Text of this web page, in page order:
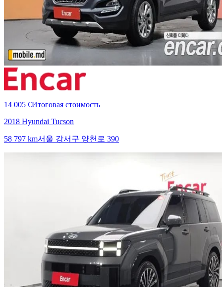
14 005 €Итоговая стоимость
2018 Hyundai Tucson
58 797 km서울 강서구 양천로 390